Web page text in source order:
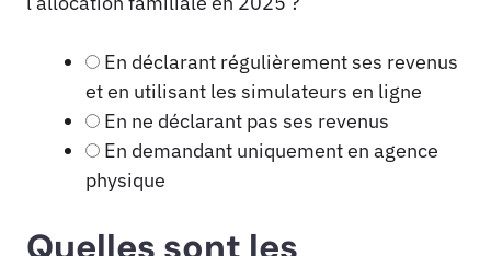
En déclarant régulièrement ses revenus
et en utilisant les simulateurs en ligne
En ne déclarant pas ses revenus
En demandant uniquement en agence
physique